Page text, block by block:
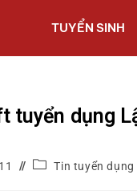
TUYỂN SINH
tuyển dụng
Tin tuyển dụng